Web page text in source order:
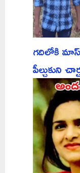
గదిలోకి
పీల్చుకుని